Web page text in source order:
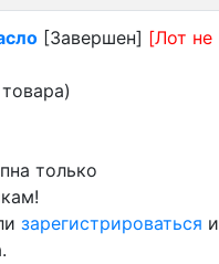
[Завершен] [Лот не
только
зарегистрироваться и